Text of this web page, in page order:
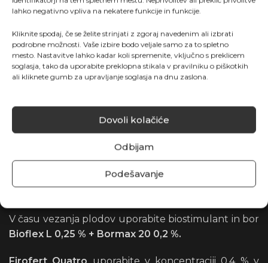
lahko negativno vpliva na nekatere funkcije in funkcije.
Kliknite spodaj, če se želite strinjati z zgoraj navedenim ali izbrati
podrobne možnosti. Vaše izbire bodo veljale samo za to spletno
mesto. Nastavitve lahko kadar koli spremenite, vključno s preklicem
soglasja, tako da uporabite preklopna stikala v pravilniku o piškotkih
ali kliknete gumb za upravljanje soglasja na dnu zaslona.
Dovoli kolačiće
Odbijam
Podešavanje
vremenu,
Humistart 0,5 % + Bioflex L 0,2 %, ko je motno
Občasno vključite sistemski baker, ki nima
škodljivega vpliva na cvet;
– foliarnos Talocuperjemv koncentraciji0,2 %,
– fertigacijaAmino Copper 8(5 l/ha)
Ti izdelki poleg preprečevanja fitopatogenov
uravnavajo turgor rastlin (celični tlak) in zmanjšujejo
V času vezanja plodov uporabite biostimulant in bor
Bioflex L 0,25 % + Bormax 20 0,2 %.
Firofert Quatro uporabite v koncentraciji 0,4 % v